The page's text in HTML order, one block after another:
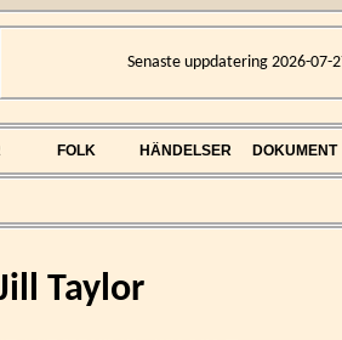
Senaste uppdatering 2026-07-
FOLK HÄNDELSER DOKUMENT
Taylor